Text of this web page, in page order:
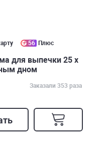
56 Плюс
для выпечки 25 х
дном
Заказали 353 раза